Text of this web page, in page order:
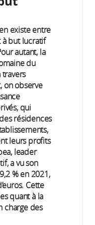
existe entre
à but lucratif
autant, la
du
travers
on observe
qui
résidences
leurs profits
leader
a vu son
% en 2021,
Cette
quant à la
charge des